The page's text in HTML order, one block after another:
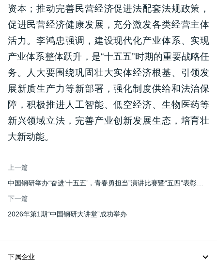
资本；推动完善民营经济促进法配套法规政策，
促进民营经济健康发展，充分激发各类经营主体
活力。李鸿忠强调，建设现代化产业体系、实现
产业体系整体跃升，是“十五五”时期的重要战略任
务。人大要围绕巩固壮大实体经济根基、引领发
展新质生产力等新部署，强化制度供给和法治保
障，积极推进人工智能、低空经济、生物医药等
新兴领域立法，完善产业创新发展生态，培育壮
大新动能。
上一篇
中国钢研举办“奋进‘十五五’，青春勇担当”演讲比赛暨“五四”表彰大会
下一篇
2026年第1期“中国钢研大讲堂”成功举办
下属企业